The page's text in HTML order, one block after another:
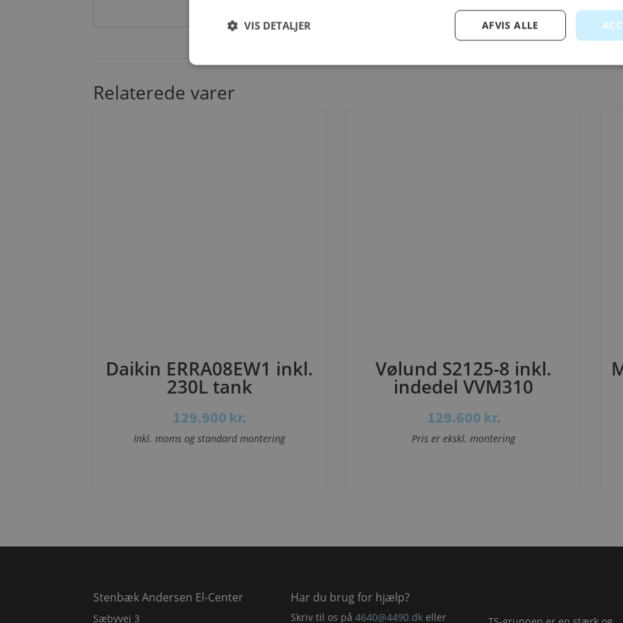
Relaterede varer
Daikin ERRA08EW1 inkl.
230L tank
129.900 kr.
Inkl. moms og standard montering
Vølund S2125-8 inkl.
indedel VVM310
129.600 kr.
Pris er ekskl. montering
Stenbæk Andersen El-Center
Sæbyvej 3
Har du brug for hjælp?
Skriv til os på 4640@4490.dk eller
AFVIS ALLE
VIS DETALJER